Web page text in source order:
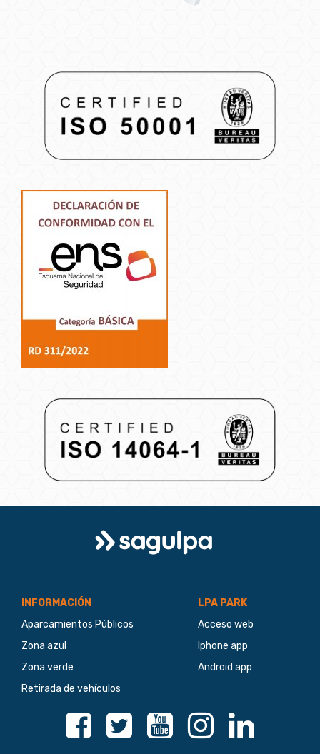
Logo
Sagulpa
INFORMACIÓN
Aparcamientos Públicos
Zona azul
Zona verde
Retirada de vehículos
LPA PARK
Acceso web
Iphone app
Android app
Facebook Twitter Youtube Instagram Linkedin